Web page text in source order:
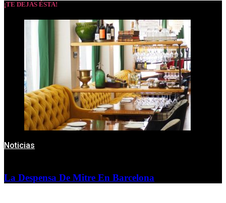
¡TE DEJAS ÉSTA!
Noticias
La Despensa De Mitre En Barcelona